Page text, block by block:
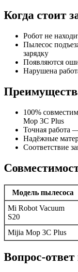
Когда стоит
Робот не
Пылесос
зарядку
Появляются
Нарушена
100%
Mop 3C Plus
Точная работа
Надёжные
Соответствие
Модель пылесоса
Mi Robot Vacuum
S20
Mijia Mop 3C Plus
Вопрос-ответ